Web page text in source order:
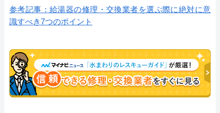
参考記事：給湯器の修理・交換業者を選ぶ際に絶対に意
識すべき7つのポイント